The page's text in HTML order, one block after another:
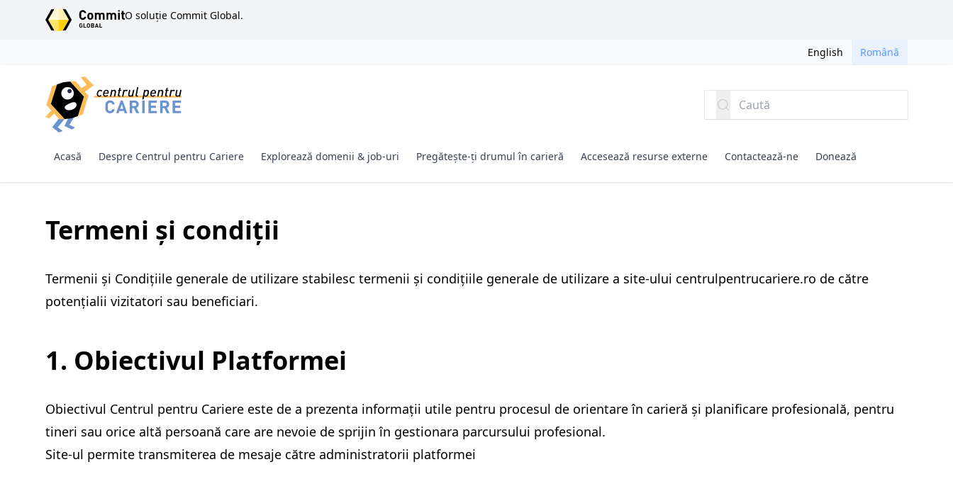
SARI LA CONȚINUT
O soluție Commit Global.
English Română
Caută
Acasă Despre Centrul pentru Cariere Explorează domenii & job-uri Pregătește-ți drumul în carieră Accesează resurse externe Contactează-ne Donează
Termeni și condiții
Termenii și Condițiile generale de utilizare stabilesc termenii și condițiile generale de utilizare a site-ului centrulpentrucariere.ro de către
potențialii vizitatori sau beneficiari.
1. Obiectivul Platformei
Obiectivul Centrul pentru Cariere este de a prezenta informații utile pentru procesul de orientare în carieră și planificare profesională, pentru
tineri sau orice altă persoană care are nevoie de sprijin în gestionara parcursului profesional.
Site-ul permite transmiterea de mesaje către administratorii platformei